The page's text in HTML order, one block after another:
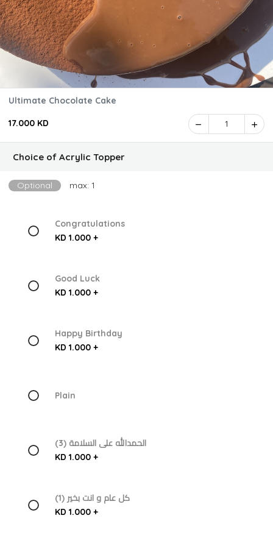
Ultimate Chocolate Cake
17.000 KD 1
Choice of Acrylic Topper
Optional max: 1
Congratulations
KD 1.000 +
Good Luck
KD 1.000 +
Happy Birthday
KD 1.000 +
Plain
الحمدالله على السلامة (3)
KD 1.000 +
كل عام و انت بخير (1)
KD 1.000 +